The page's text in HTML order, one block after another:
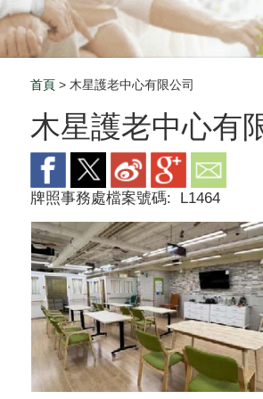
Breadcrumb
首頁 > 木星護老中心有限公司
木星護老中心有
牌照事務處檔案號碼: L1464